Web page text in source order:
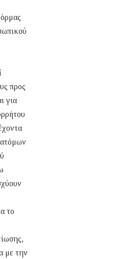
προς
για
ατόμων
το
με την